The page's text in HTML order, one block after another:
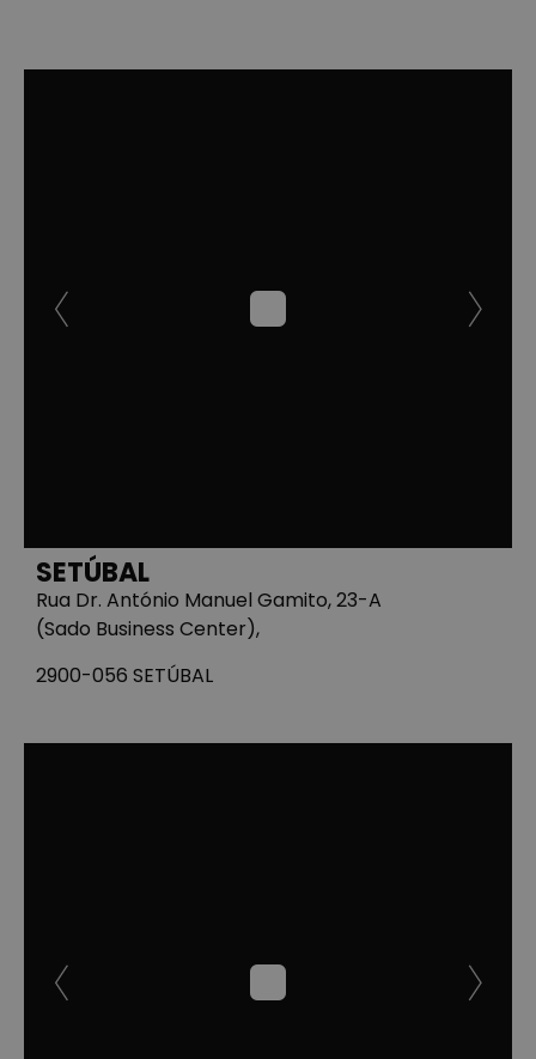
SETÚBAL
Rua Dr. António Manuel Gamito, 23-A
(Sado Business Center),
2900-056 SETÚBAL